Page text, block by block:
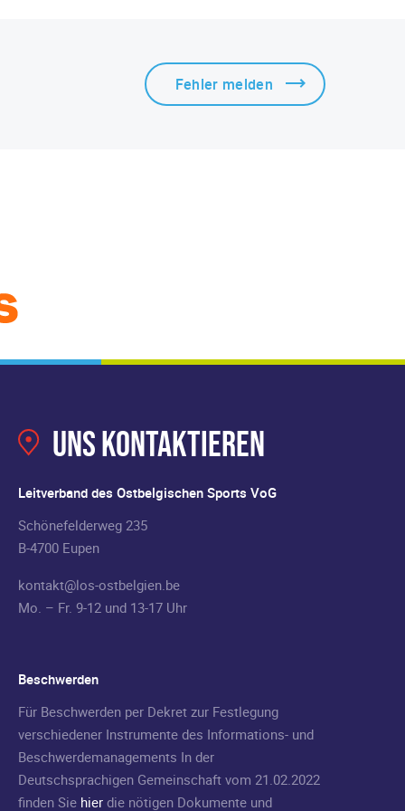
Fehler melden
Uns kontaktieren
Leitverband des Ostbelgischen Sports VoG
Schönefelderweg 235
B-4700 Eupen
kontakt@los-ostbelgien.be
Mo. – Fr. 9-12 und 13-17 Uhr
Beschwerden
Für Beschwerden per Dekret zur Festlegung
verschiedener Instrumente des Informations- und
Beschwerdemanagements In der
Deutschsprachigen Gemeinschaft vom 21.02.2022
finden Sie hier die nötigen Dokumente und